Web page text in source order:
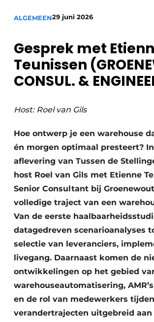
ALGEMEEN29 juni 2026
Gesprek met
Teunissen
CONSUL. &
Host: Roel van Gils
Hoe ontwerp je een warehouse
én morgen optimaal presteert?
aflevering van Tussen de
host Roel van Gils met Etienne
Senior Consultant bij
volledige traject van een
Van de eerste
datagedreven scenarioanalyses
selectie van leveranciers,
livegang. Daarnaast komen de
ontwikkelingen op het gebied
warehouseautomatisering,
en de rol van medewerkers
verandertrajecten uitgebreid aan